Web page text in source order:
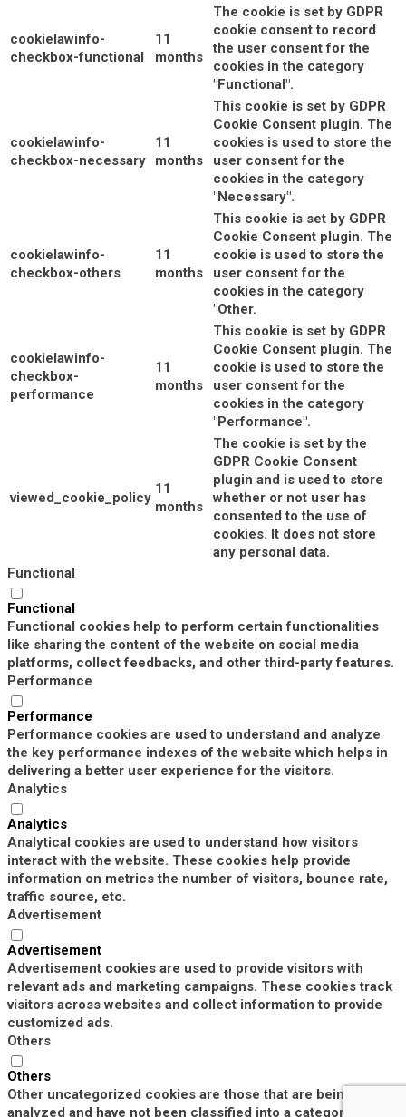
cookielawinfo-
checkbox-functional
11
months
The cookie is set by GDPR
cookie consent to record
the user consent for the
cookies in the category
"Functional".
cookielawinfo-
checkbox-necessary
11
months
This cookie is set by GDPR
Cookie Consent plugin. The
cookies is used to store the
user consent for the
cookies in the category
"Necessary".
cookielawinfo-
checkbox-others
11
months
This cookie is set by GDPR
Cookie Consent plugin. The
cookie is used to store the
user consent for the
cookies in the category
"Other.
cookielawinfo-
checkbox-
performance
11
months
This cookie is set by GDPR
Cookie Consent plugin. The
cookie is used to store the
user consent for the
cookies in the category
"Performance".
viewed_cookie_policy
11
months
The cookie is set by the
GDPR Cookie Consent
plugin and is used to store
whether or not user has
consented to the use of
cookies. It does not store
any personal data.
Functional
Functional
Functional cookies help to perform certain functionalities
like sharing the content of the website on social media
platforms, collect feedbacks, and other third-party features.
Performance
Performance
Performance cookies are used to understand and analyze
the key performance indexes of the website which helps in
delivering a better user experience for the visitors.
Analytics
Analytics
Analytical cookies are used to understand how visitors
interact with the website. These cookies help provide
information on metrics the number of visitors, bounce rate,
traffic source, etc.
Advertisement
Advertisement
Advertisement cookies are used to provide visitors with
relevant ads and marketing campaigns. These cookies track
visitors across websites and collect information to provide
customized ads.
Others
Others
Other uncategorized cookies are those that are being
analyzed and have not been classified into a category as yet.